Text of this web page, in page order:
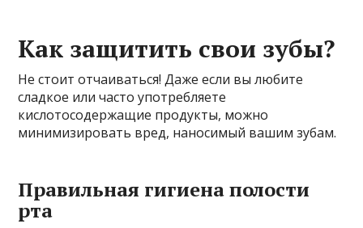
Как защитить свои зубы?
Не стоит отчаиваться! Даже если вы любите
сладкое или часто употребляете
кислотосодержащие продукты, можно
минимизировать вред, наносимый вашим зубам.
Правильная гигиена полости
рта